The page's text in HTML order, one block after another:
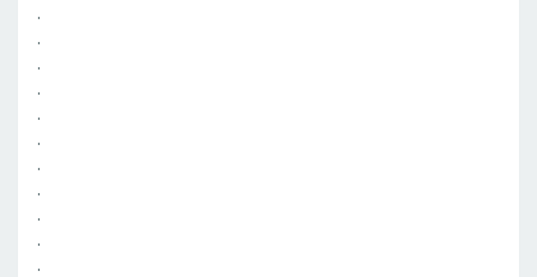
.
.
.
.
.
.
.
.
.
.
.